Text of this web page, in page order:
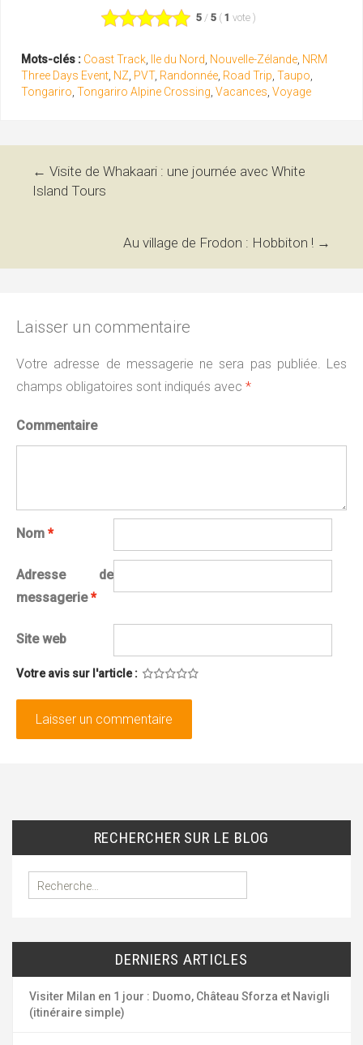
5 / 5 ( 1 vote )
Mots-clés : Coast Track Ile du Nord Nouvelle-Zélande NRM
Three Days Event NZ PVT, Randonnée Road Trip Taupo
Tongariro Tongariro Alpine Crossing Vacances Voyage
Navigation
← Visite de Whakaari : une journée avec White
Island Tours
Au village de Frodon : Hobbiton ! →
Laisser un commentaire
Votre adresse de messagerie ne sera pas publiée. Les
champs obligatoires sont indiqués avec *
Commentaire
Nom *
Adresse de
messagerie*
Site web
Votre avis sur l'article : 5
4
3
2
1
RECHERCHER SUR LE BLOG
e
e
c
h
e
DERNIERS ARTICLES
Visiter Milan en 1 jour : Duomo, Château Sforza et Navigli
(itinéraire simple)